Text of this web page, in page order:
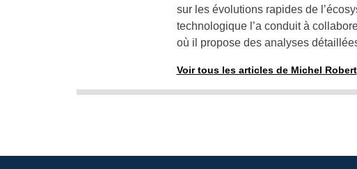
sur les évolutions rapides de
technologique l’a conduit à
où il propose des analyses
Voir tous les articles de Michel Robert